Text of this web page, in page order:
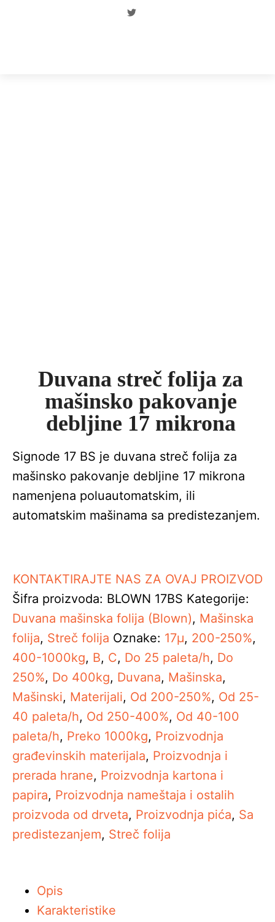
Duvana streč folija za
mašinsko pakovanje
debljine 17 mikrona
Signode 17 BS je duvana streč folija za
mašinsko pakovanje debljine 17 mikrona
namenjena poluautomatskim, ili
automatskim mašinama sa predistezanjem.
KONTAKTIRAJTE NAS ZA OVAJ PROIZVOD
Šifra proizvoda: BLOWN 17BS Kategorije:
Duvana mašinska folija (Blown), Mašinska
folija, Streč folija Oznake: 17µ, 200-250%,
400-1000kg, B, C, Do 25 paleta/h, Do
250%, Do 400kg, Duvana, Mašinska,
Mašinski, Materijali, Od 200-250%, Od 25-
40 paleta/h, Od 250-400%, Od 40-100
paleta/h, Preko 1000kg, Proizvodnja
građevinskih materijala, Proizvodnja i
prerada hrane, Proizvodnja kartona i
papira, Proizvodnja nameštaja i ostalih
proizvoda od drveta, Proizvodnja pića, Sa
predistezanjem, Streč folija
Opis
Karakteristike